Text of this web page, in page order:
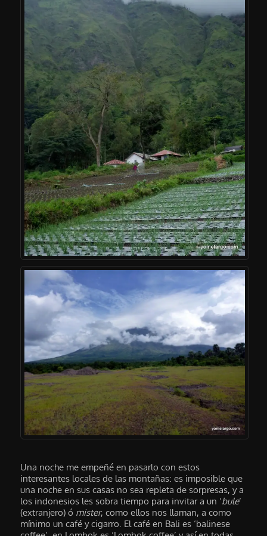
Una noche me empeñé en pasarlo con estos
interesantes locales de las montañas: es imposible que
una noche en sus casas no sea repleta de sorpresas, y a
los indonesios les sobra tiempo para invitar a un ‘bule‘
(extranjero) ó mister, como ellos nos llaman, a como
mínimo un café y cigarro. El café en Bali es ‘balinese